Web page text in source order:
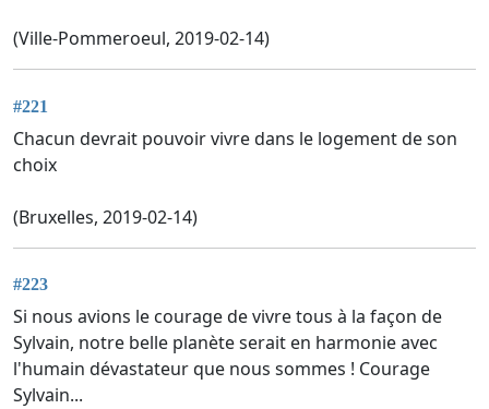
(Ville-Pommeroeul, 2019-02-14)
#221
Chacun devrait pouvoir vivre dans le logement de son
choix
(Bruxelles, 2019-02-14)
#223
Si nous avions le courage de vivre tous à la façon de
Sylvain, notre belle planète serait en harmonie avec
l'humain dévastateur que nous sommes ! Courage
Sylvain...